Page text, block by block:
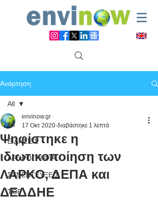
Ανάρτηση
All
ΕΙΔΗΣΕΙΣ
ΑΡΘΡΟΓΡΑΦΙΑ
ΣΥΝΕΝΤΕΥΞΕΙΣ
TOP
All
Ψηφίστηκε η
ιδιωτικοποίηση των
ΛΑΡΚΟ, ΔΕΠΑ και
ΔΕΔΔΗΕ
envinow.gr
17 Οκτ 2020 διαβάστηκε 1 λεπτά